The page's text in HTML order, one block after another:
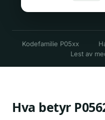
Kodefamilie P05xx
Lest av
Hva betyr